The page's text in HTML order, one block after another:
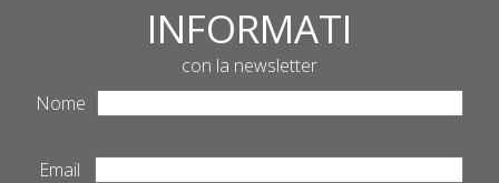
INFORMATI
con la newsletter
Nome
Email